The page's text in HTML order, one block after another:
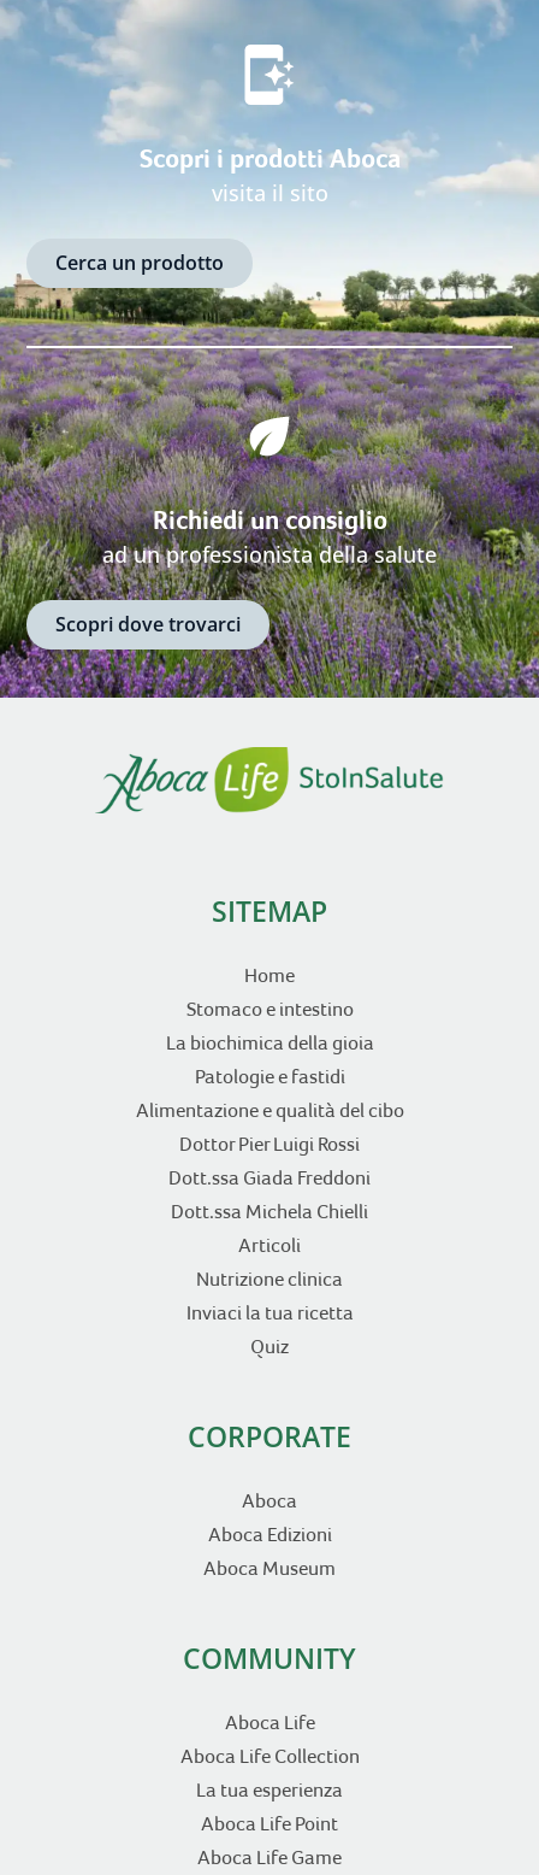
Scopri i prodotti Aboca
visita il sito
Cerca un prodotto
Richiedi un consiglio
ad un professionista della salute
Scopri dove trovarci
SITEMAP
Home
Stomaco e intestino
La biochimica della gioia
Patologie e fastidi
Alimentazione e qualità del cibo
Dottor Pier Luigi Rossi
Dott.ssa Giada Freddoni
Dott.ssa Michela Chielli
Articoli
Nutrizione clinica
Inviaci la tua ricetta
Quiz
CORPORATE
Aboca
Aboca Edizioni
Aboca Museum
COMMUNITY
Aboca Life
Aboca Life Collection
La tua esperienza
Aboca Life Point
Aboca Life Game